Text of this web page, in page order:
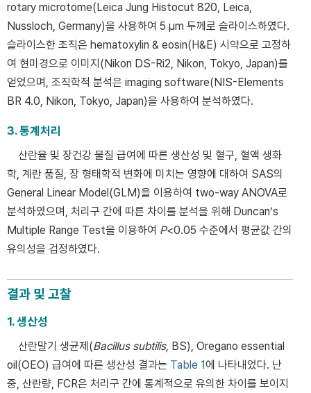
rotary microtome(Leica Jung Histocut 820, Leica,
Nussloch, Germany)을 사용하여 5 μm 두께로 슬라이스하였다.
슬라이스한 조직은 hematoxylin & eosin(H&E) 시약으로 고정하
여 현미경으로 이미지(Nikon DS-Ri2, Nikon, Tokyo, Japan)를
얻었으며, 조직학적 분석은 imaging software(NIS-Elements
BR 4.0, Nikon, Tokyo, Japan)을 사용하여 분석하였다.
3. 통계처리
산란율 및 장건강 물질 급여에 따른 생산성 및 혈구, 혈액 생화
학, 계란 품질, 장 형태학적 변화에 미치는 영향에 대하여 SAS의
General Linear Model(GLM)을 이용하여 two-way ANOVA로
분석하였으며, 처리구 간에 따른 차이를 분석을 위해 Duncan’s
Multiple Range Test을 이용하여 P<0.05 수준에서 평균값 간의
유의성을 검정하였다.
결과 및 고찰
1. 생산성
산란말기 생균제(Bacillus subtilis, BS), Oregano essential
oil(OEO) 급여에 따른 생산성 결과는 Table 1에 나타내었다. 난
중, 산란량, FCR은 처리구 간에 통계적으로 유의한 차이를 보이지